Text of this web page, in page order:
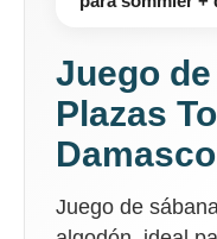
Juego
Plazas
Juego de